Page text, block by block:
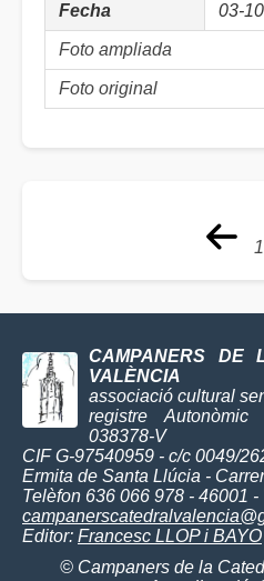
Fecha 03-
Foto ampliada
Foto original
1
CAMPANERS DE
VALÈNCIA
associació cultural
registre
038378-V
CIF G-97540959 - c/c 0049/
Ermita de Santa Llúcia -
Telèfon 636 066 978 - 46001 -
Editor: Francesc LLOP i BAYO
© Campaners de la